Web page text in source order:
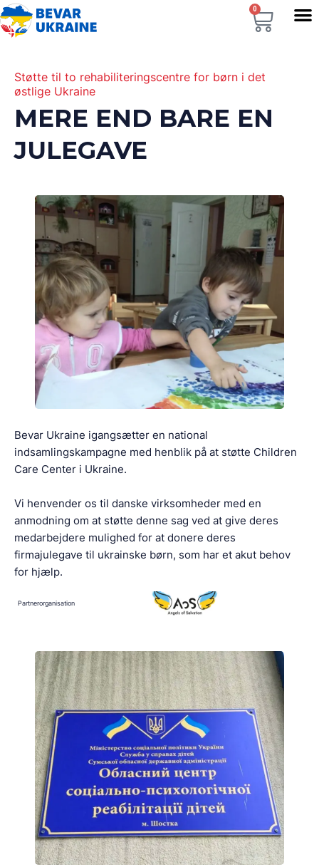
0
Støtte til to rehabiliteringscentre for børn i det
østlige Ukraine
MERE END BARE EN
JULEGAVE
Bevar Ukraine igangsætter en national
indsamlingskampagne med henblik på at støtte Children
Care Center i Ukraine.
Vi henvender os til danske virksomheder med en
anmodning om at støtte denne sag ved at give deres
medarbejdere mulighed for at donere deres
firmajulegave til ukrainske børn, som har et akut behov
for hjælp.
Partnerorganisation